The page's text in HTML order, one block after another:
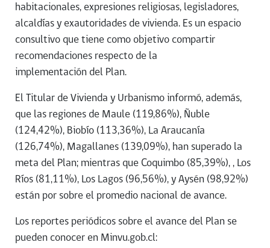
habitacionales, expresiones religiosas, legisladores,
alcaldías y exautoridades de vivienda. Es un espacio
consultivo que tiene como objetivo compartir
recomendaciones respecto de la
implementación del Plan.
El Titular de Vivienda y Urbanismo informó, además,
que las regiones de Maule (119,86%), Ñuble
(124,42%), Biobío (113,36%), La Araucanía
(126,74%), Magallanes (139,09%), han superado la
meta del Plan; mientras que Coquimbo (85,39%), , Los
Ríos (81,11%), Los Lagos (96,56%), y Aysén (98,92%)
están por sobre el promedio nacional de avance.
Los reportes periódicos sobre el avance del Plan se
pueden conocer en Minvu.gob.cl: